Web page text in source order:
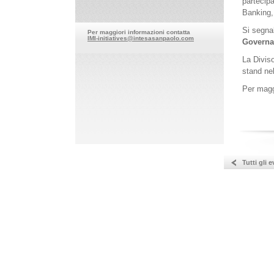
Si
La
stand
Per
Tutti gli
Per maggiori informazioni contatta
IMI-initiatives@intesasanpaolo.com